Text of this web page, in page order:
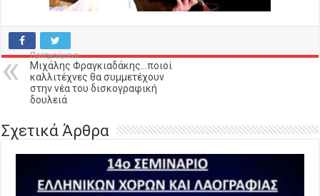
Προηγούμενο
Μιχάλης Φραγκιαδάκης…ποιοί
καλλιτέχνες θα συμμετέχουν
στην νέα του δισκογραφική
δουλειά
Σχετικά Άρθρα